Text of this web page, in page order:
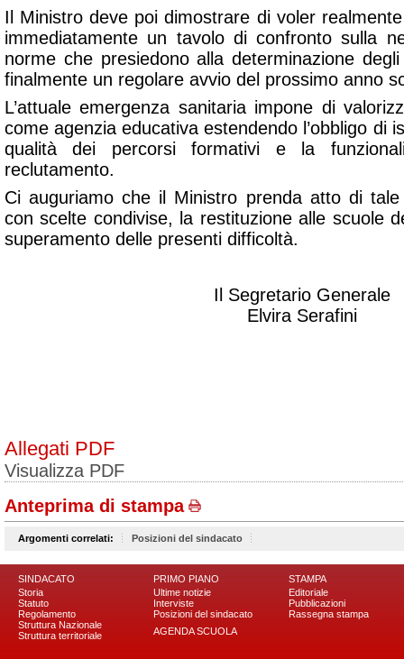
Il Ministro deve poi dimostrare di voler
immediatamente un tavolo di confronto sulla
norme che presiedono alla determinazione
finalmente un regolare avvio del prossimo anno
L’attuale emergenza sanitaria impone di
come agenzia educativa estendendo l’obbligo di
qualità dei percorsi formativi e la
reclutamento.
Ci auguriamo che il Ministro prenda atto di tale
con scelte condivise, la restituzione alle scuole
superamento delle presenti difficoltà.
Il Segretario Generale
Elvira Serafini
Allegati PDF
Visualizza PDF
Anteprima di stampa
Argomenti correlati: Posizioni del sindacato
SINDACATO
Storia
Statuto
Regolamento
Struttura Nazionale
Struttura territoriale
PRIMO PIANO
Ultime notizie
Interviste
Posizioni del sindacato
AGENDA SCUOLA
STAMPA
Editoriale
Pubblicazioni
Rassegna stampa